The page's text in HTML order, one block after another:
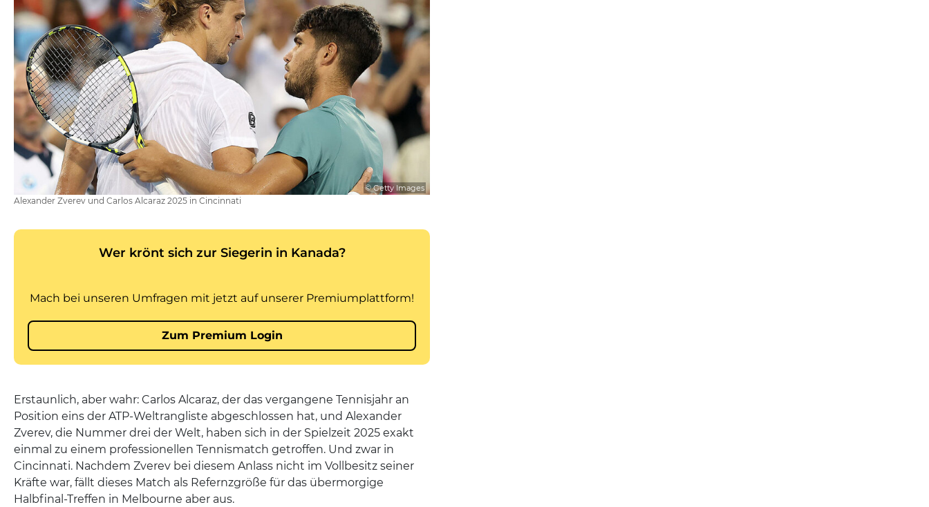
© Getty Images
Alexander Zverev und Carlos Alcaraz 2025 in Cincinnati
Erstaunlich, aber wahr: Carlos Alcaraz, der das vergangene Tennisjahr an
Position eins der ATP-Weltrangliste abgeschlossen hat, und Alexander
Zverev, die Nummer drei der Welt, haben sich in der Spielzeit 2025 exakt
einmal zu einem professionellen Tennismatch getroffen. Und zwar in
Cincinnati. Nachdem Zverev bei diesem Anlass nicht im Vollbesitz seiner
Kräfte war, fällt dieses Match als Refernzgröße für das übermorgige
Halbfinal-Treffen in Melbourne aber aus.